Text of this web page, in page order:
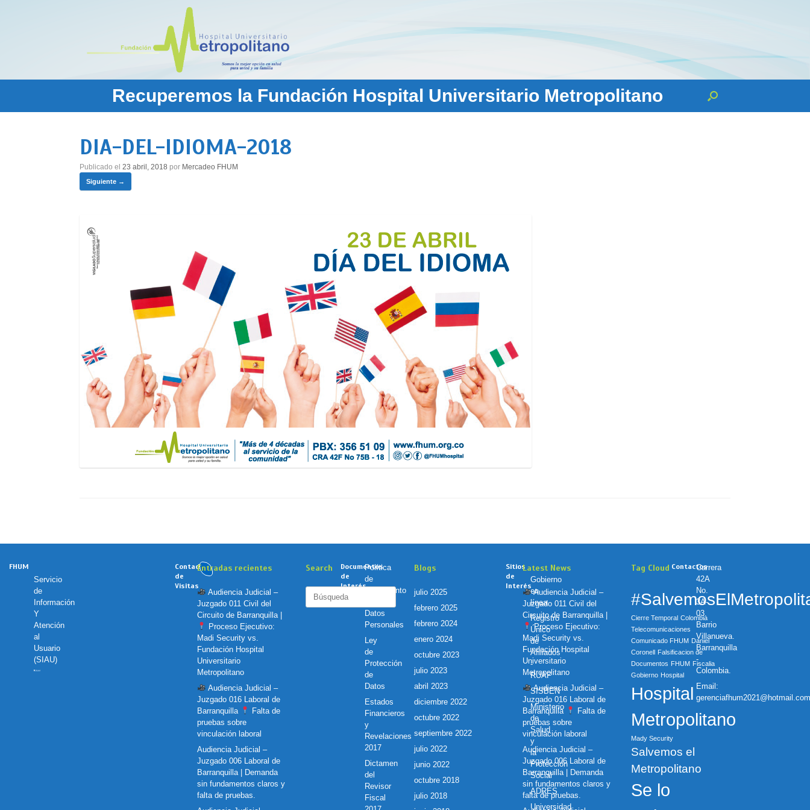
Recuperemos la Fundación Hospital Universitario Metropolitano
DIA-DEL-IDIOMA-2018
Publicado el 23 abril, 2018 por Mercadeo FHUM
Siguiente →
FHUM
Servicio
de
Información
Y
Atención
al
Usuario
(SIAU)
Contador
de
Visitas
Documentos
de
Interés
Política
de
Tratamiento
Datos
Personales
Ley
de
Protección
de
Datos
Estados
Financieros
y
Revelaciones
2017
Dictamen
del
Revisor
Fiscal
Sitios
de
Interés
Gobierno
en
línea
Registro
Único
de
Afiliados
-
RUAF
SISBEN
Ministerio
de
Salud
y
la
Protección
Social
ADRES
Universidad
ContactosCarrera
42A
No.
3A-
03.
Barrio
Villanueva.
Barranquilla
-
Colombia.
Email:
gerenciafhum2021@hotmail.com
Entradas recientes
Audiencia Judicial –
Juzgado 011 Civil del
Circuito de Barranquilla |
Proceso Ejecutivo:
Madi Security vs.
Fundación Hospital
Universitario
Metropolitano
Audiencia Judicial –
Juzgado 016 Laboral de
Barranquilla
Falta de
pruebas sobre
vinculación laboral
Audiencia Judicial –
Juzgado 006 Laboral de
Barranquilla | Demanda
sin fundamentos claros y
falta de pruebas.
Search
Buscar:
Blogs
julio 2025
febrero 2025
febrero 2024
enero 2024
octubre 2023
julio 2023
abril 2023
diciembre 2022
octubre 2022
septiembre 2022
julio 2022
junio 2022
octubre 2018
julio 2018
Latest News
Audiencia Judicial –
Juzgado 011 Civil del
Circuito de Barranquilla |
Proceso Ejecutivo:
Madi Security vs.
Fundación Hospital
Universitario
Metropolitano
Audiencia Judicial –
Juzgado 016 Laboral de
Barranquilla
Falta de
pruebas sobre
vinculación laboral
Audiencia Judicial –
Juzgado 006 Laboral de
Barranquilla | Demanda
sin fundamentos claros y
falta de pruebas.
Tag Cloud
Cierre Temporal Colombia
Telecomunicaciones
Comunicado FHUM Daniel
Coronell Falsificacion de
Documentos FHUM Fiscalia
Gobierno Hospital
Hospital
Metropolitano
Mady Security
Salvemos el
Metropolitano
Se lo